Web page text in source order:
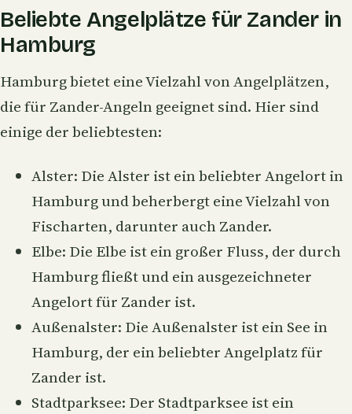
Beliebte Angelplätze für Zander in
Hamburg
Hamburg bietet eine Vielzahl von Angelplätzen,
die für Zander-Angeln geeignet sind. Hier sind
einige der beliebtesten:
Alster: Die Alster ist ein beliebter Angelort in
Hamburg und beherbergt eine Vielzahl von
Fischarten, darunter auch Zander.
Elbe: Die Elbe ist ein großer Fluss, der durch
Hamburg fließt und ein ausgezeichneter
Angelort für Zander ist.
Außenalster: Die Außenalster ist ein See in
Hamburg, der ein beliebter Angelplatz für
Zander ist.
Stadtparksee: Der Stadtparksee ist ein